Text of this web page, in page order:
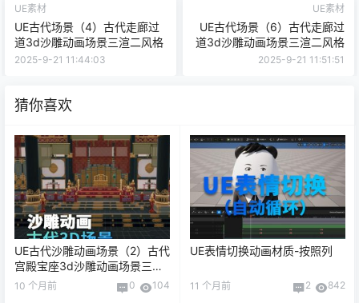
UE素材
UE古代场景（4）古代走廊过
道3d沙雕动画场景三渲二风格
2025-9-21 11:44:03
UE素材
UE古代场景（6）古代走廊过
道3d沙雕动画场景三渲二风格
2025-9-21 11:51:51
猜你喜欢
UE古代沙雕动画场景（2）古代
宫殿宝座3d沙雕动画场景三渲
二风格
10 个月前 0 104
UE表情切换动画材质-按照列
11 个月前 2 842